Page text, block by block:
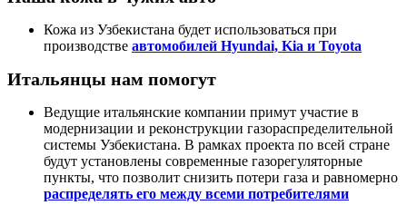
Кожа из Узбекистана будет использоваться при
производстве автомобилей Hyundai, Kia и Toyota
Итальянцы нам помогут
Ведущие итальянские компании примут участие в
модернизации и реконструкции газораспределительной
системы Узбекистана. В рамках проекта по всей стране
будут установлены современные газорегуляторные
пункты, что позволит снизить потери газа и равномерно
распределять его между всеми потребителями